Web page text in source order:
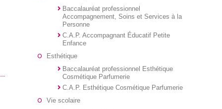
Baccalauréat professionnel
Accompagnement, Soins et Services à la
Personne
C.A.P. Accompagnant Éducatif Petite
Enfance
Esthétique
Baccalauréat professionnel Esthétique
Cosmétique Parfumerie
C.A.P. Esthétique Cosmétique Parfumerie
Vie scolaire